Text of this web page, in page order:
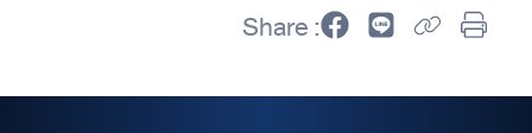
Share :